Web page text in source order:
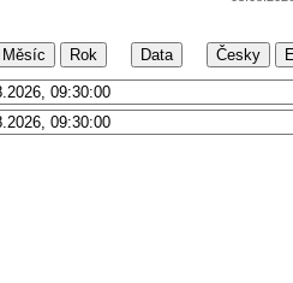
Měsíc Rok Data Česky